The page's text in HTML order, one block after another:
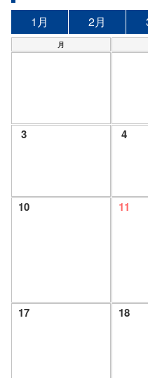
1月 2月
月
3 4
10 11
17 18